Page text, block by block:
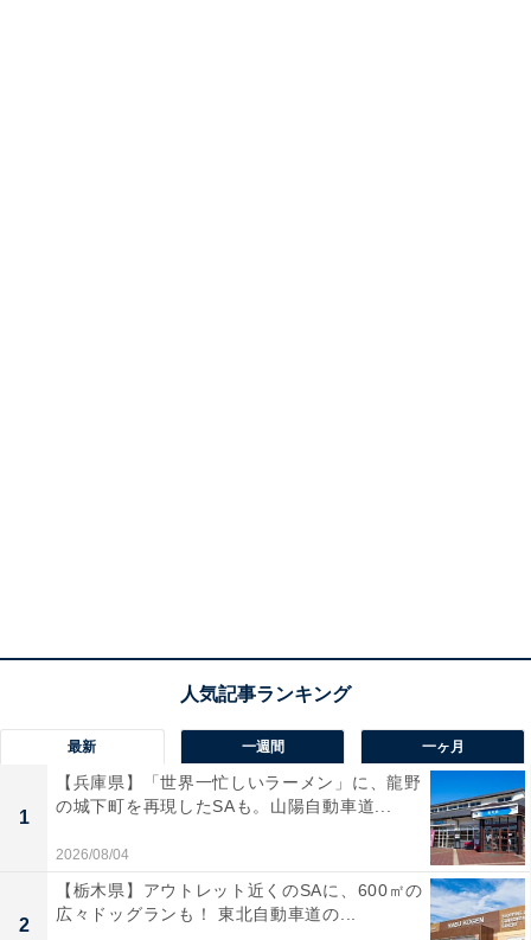
最新 一週間 一ヶ月
1
【兵庫県】「世界一忙しいラーメン」に、龍野
の城下町を再現したSAも。山陽自動車道...
2026/08/04
2
【栃木県】アウトレット近くのSAに、600㎡の
広々ドッグランも！ 東北自動車道の...